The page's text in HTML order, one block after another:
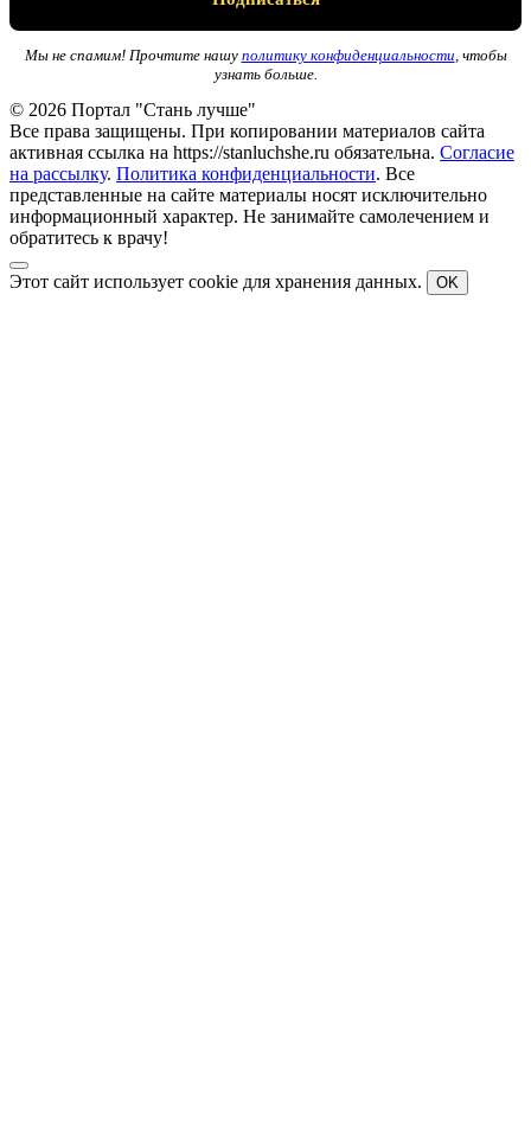
Мы не спамим! Прочтите нашу политику конфиденциальности , чтобы
узнать больше.
© 2026 Портал "Стань лучше"
Все права защищены. При копировании материалов сайта
активная ссылка на https://stanluchshe.ru обязательна. Согласие
на рассылку. Политика конфиденциальности. Все
представленные на сайте материалы носят исключительно
информационный характер. Не занимайте самолечением и
обратитесь к врачу!
Этот сайт использует cookie для хранения данных. OK